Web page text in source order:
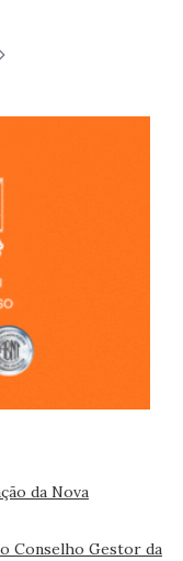
da Nova
Conselho Gestor da